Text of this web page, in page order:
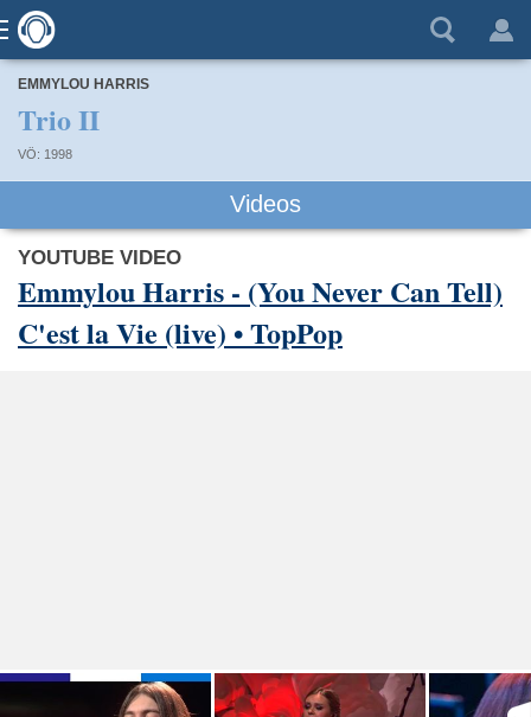
EMMYLOU HARRIS
Trio II
VÖ: 1998
Videos
YOUTUBE VIDEO
Emmylou Harris - (You Never Can Tell)
C'est la Vie (live) • TopPop